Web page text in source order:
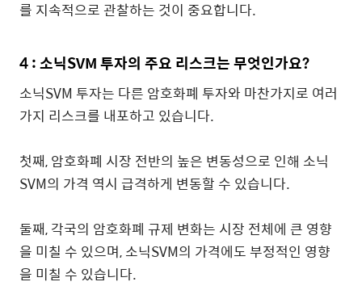
를 지속적으로 관찰하는 것이 중요합니다.
4 : 소닉SVM 투자의 주요 리스크는 무엇인가요?
소닉SVM 투자는 다른 암호화폐 투자와 마찬가지로 여러
가지 리스크를 내포하고 있습니다.
첫째, 암호화폐 시장 전반의 높은 변동성으로 인해 소닉
SVM의 가격 역시 급격하게 변동할 수 있습니다.
둘째, 각국의 암호화폐 규제 변화는 시장 전체에 큰 영향
을 미칠 수 있으며, 소닉SVM의 가격에도 부정적인 영향
을 미칠 수 있습니다.